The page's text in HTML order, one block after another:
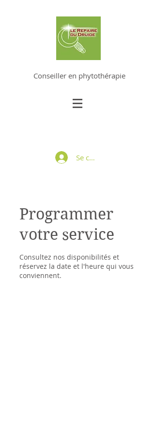
Conseiller en phytothérapie
Se connecter
Programmer
votre service
Consultez nos disponibilités et
réservez la date et l'heure qui vous
conviennent.